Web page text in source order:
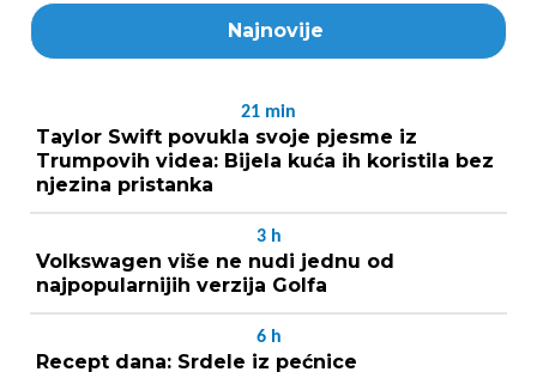
Najnovije
21 min
Taylor Swift povukla svoje pjesme iz
Trumpovih videa: Bijela kuća ih koristila bez
njezina pristanka
3 h
Volkswagen više ne nudi jednu od
najpopularnijih verzija Golfa
6 h
Recept dana: Srdele iz pećnice